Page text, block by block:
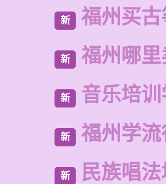
新 福州买
新 福州哪
新 音乐培
新 福州学
新 民族唱